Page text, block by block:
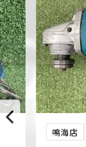
鳴海店